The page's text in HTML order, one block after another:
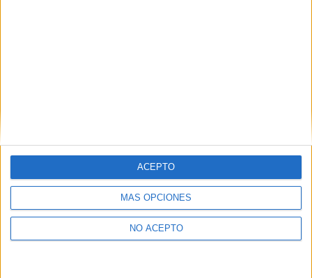
MÁS OPCIONES
NO ACEPTO
ACEPTO